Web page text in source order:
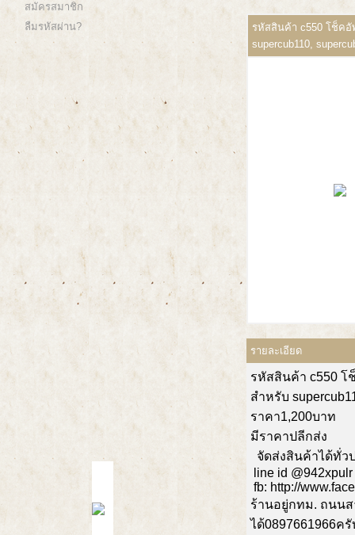
สมัครสมาชิก
ลืมรหัสผ่าน?
รหัสสินค้า c550 โช็คอั
supercub110,
รายละเอียด
รหัสสินค้า c550 โ
สำหรับ
ราคา1,200บาท
มีราคาปลีกส่ง
จัดส่งสินค้าได้ทั่ว
line id @942xpulr
fb: http://
ร้านอยู่กทม. ถนน
ได้0897661966ครั